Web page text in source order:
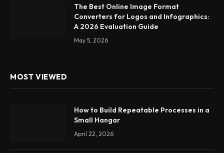
The Best Online Image Format
Converters for Logos and Infographics:
A 2026 Evaluation Guide
May 5, 2026
MOST VIEWED
How to Build Repeatable Processes in a
Small Hangar
April 22, 2026